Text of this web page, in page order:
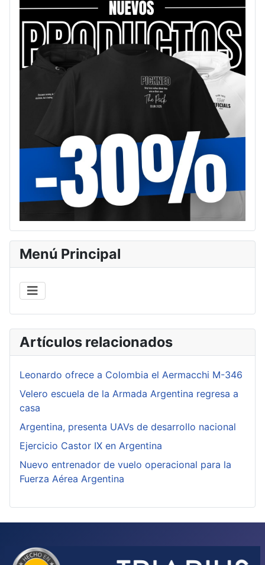
Menú Principal
Artículos relacionados
Leonardo ofrece a Colombia el Aermacchi M-346
Velero escuela de la Armada Argentina regresa a
casa
Argentina, presenta UAVs de desarrollo nacional
Ejercicio Castor IX en Argentina
Nuevo entrenador de vuelo operacional para la
Fuerza Aérea Argentina